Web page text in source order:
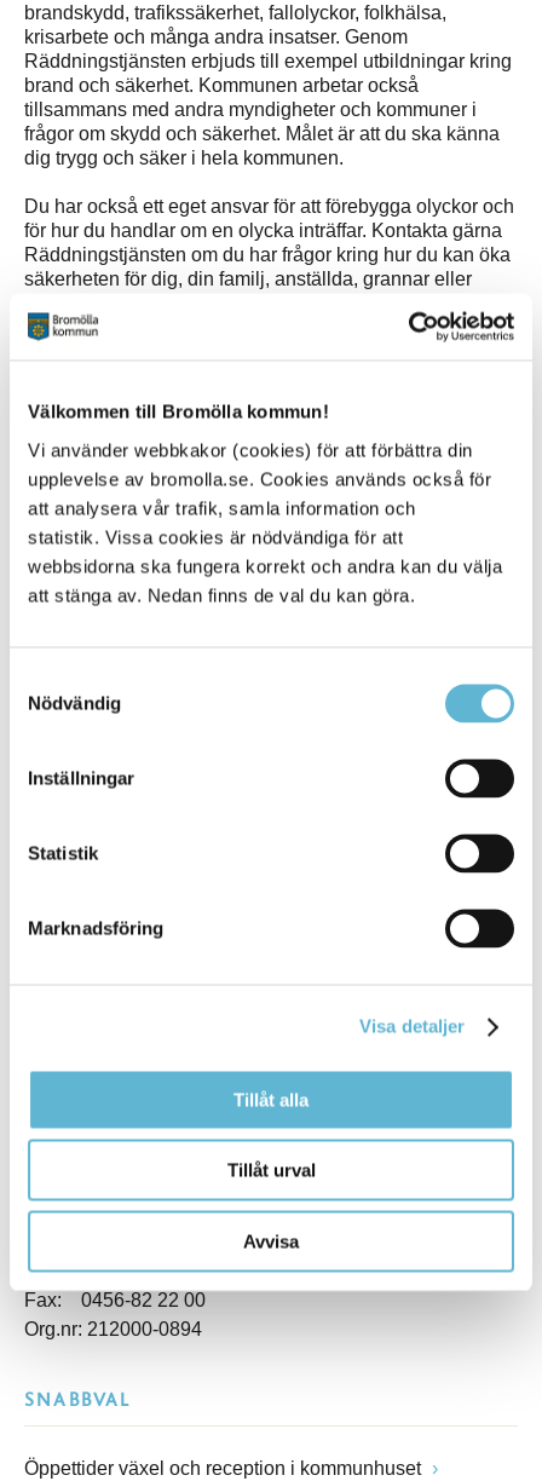
Välkommen till Bromölla kommun!
Vi använder webbkakor (cookies) för att förbättra din
upplevelse av bromolla.se. Cookies används också för
att analysera vår trafik, samla information och
statistik. Vissa cookies är nödvändiga för att
webbsidorna ska fungera korrekt och andra kan du välja
att stänga av. Nedan finns de val du kan göra.
Nödvändig
Inställningar
Statistik
Marknadsföring
Visa detaljer
Tillåt alla
Tillåt urval
Avvisa
brandskydd, trafikssäkerhet, fallolyckor, folkhälsa,
krisarbete och många andra insatser. Genom
Räddningstjänsten erbjuds till exempel utbildningar kring
brand och säkerhet. Kommunen arbetar också
tillsammans med andra myndigheter och kommuner i
frågor om skydd och säkerhet. Målet är att du ska känna
dig trygg och säker i hela kommunen.
Du har också ett eget ansvar för att förebygga olyckor och
för hur du handlar om en olycka inträffar. Kontakta gärna
Räddningstjänsten om du har frågor kring hur du kan öka
säkerheten för dig, din familj, anställda, grannar eller
Kontakt
Anders Haglund
Räddningschef
0456-82 20 67
anders.haglund@bromolla.se
KONTAKT
Postadress
Box 18, 295 21 Bromölla
E-post
www.bromolla.se
Växel: 0456-82 20 00
Fax: 0456-82 22 00
Org.nr: 212000-0894
SNABBVAL
Öppettider växel och reception i kommunhuset